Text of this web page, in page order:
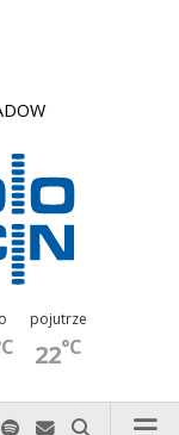
pojutrze
22°C
zadzwoń
u
na Xnas na Instagram-ie
Odwiedź nas na TikTok-u
Szukaj nas na Spotify
Wyślij do nas
Szukaj